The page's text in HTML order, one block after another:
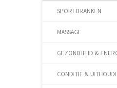
SPORTDRANKEN
MASSAGE
GEZONDHEID &
CONDITIE &